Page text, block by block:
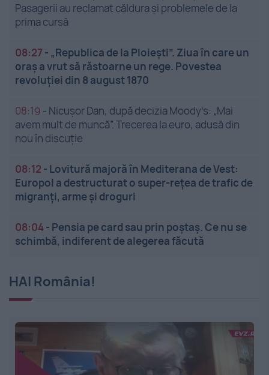
Pasagerii au reclamat căldura și problemele de la
prima cursă
08:27 - „Republica de la Ploiești”. Ziua în care un
oraș a vrut să răstoarne un rege. Povestea
revoluției din 8 august 1870
08:19 - Nicușor Dan, după decizia Moody’s: „Mai
avem mult de muncă”. Trecerea la euro, adusă din
nou în discuție
08:12 - Lovitură majoră în Mediterana de Vest:
Europol a destructurat o super-rețea de trafic de
migranți, arme și droguri
08:04- Pensia pe card sau prin poștaș. Ce nu se
schimbă, indiferent de alegerea făcută
HAI România!